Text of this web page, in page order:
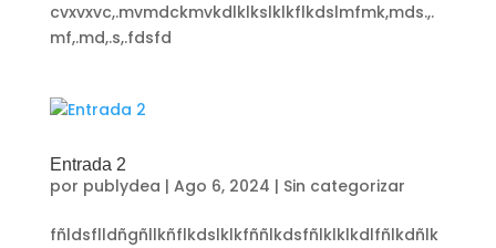
cvxvxvc,.mvmdckmvkdlklkslklkflkdslmfmk,mds.,.
mf,.md,.s,.fdsfd
Entrada 2
por publydea | Ago 6, 2024 | Sin categorizar
fñldsflldñgñllkñflkdslklkfññlkdsfñlklklkdlfñlkdñlk